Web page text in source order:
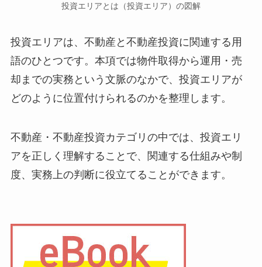
投資エリアとは（投資エリア）の図解
投資エリアは、不動産と不動産投資に関連する用
語のひとつです。本項では物件取得から運用・売
却までの実務という文脈のなかで、投資エリアが
どのように位置付けられるのかを整理します。
不動産・不動産投資カテゴリの中では、投資エリ
アを正しく理解することで、関連する仕組みや制
度、実務上の判断に役立てることができます。